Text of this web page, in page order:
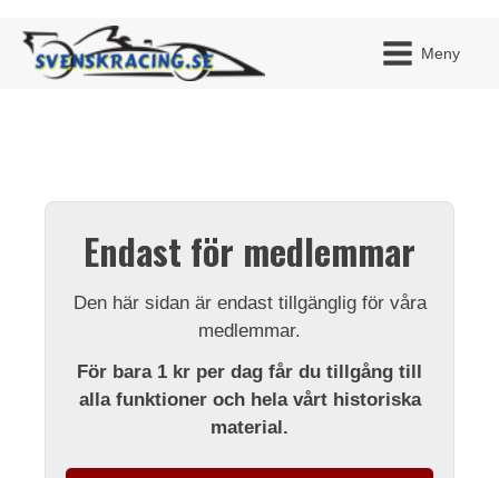
Meny
Endast för medlemmar
Den här sidan är endast tillgänglig för våra
medlemmar.
För bara 1 kr per dag får du tillgång till
alla funktioner och hela vårt historiska
material.